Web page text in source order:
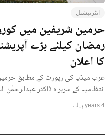
انٹرنیشنل
حرمین شریفین میں
رمضان کیلئے بڑے
کا اعلان
عرب میڈیا کی رپورٹ کے مطابق
انتظامیہ کے سربراہ ڈاکٹر
4 years پہلے